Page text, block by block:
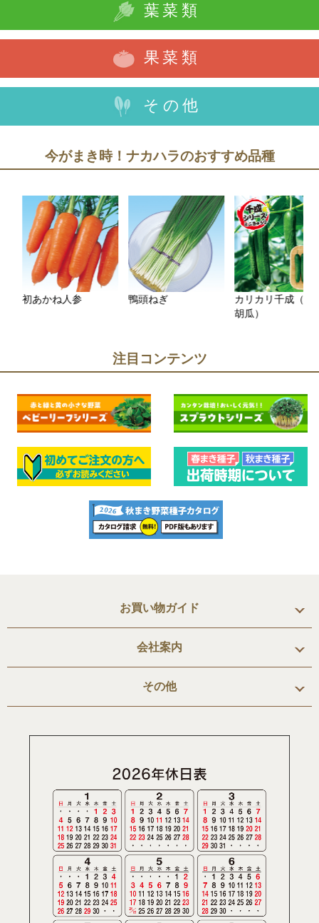
葉菜類
果菜類
その他
今がまき時！ナカハラのおすすめ品種
初あかね人参 鴨頭ねぎ
カリカリ千成（ミニ
胡瓜）
注目コンテンツ
お買い物ガイド
会社案内
その他